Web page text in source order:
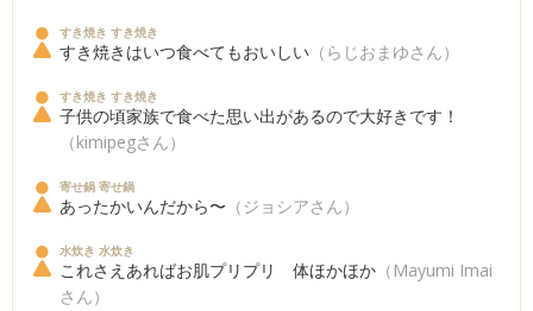
すき焼き すき焼き
すき焼きはいつ食べてもおいしい （らじおまゆさん）
すき焼き すき焼き
子供の頃家族で食べた思い出があるので大好きです！
（kimipegさん）
寄せ鍋 寄せ鍋
あったかいんだから〜 （ジョシアさん）
水炊き 水炊き
これさえあればお肌プリプリ 体ほかほか （Mayumi Imai
さん）